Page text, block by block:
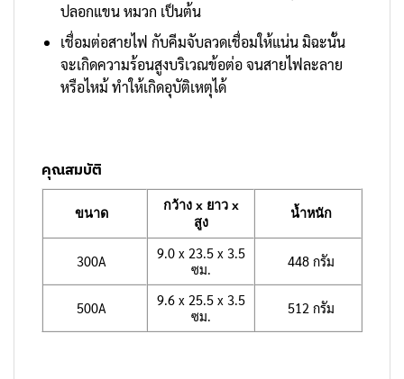
ปลอกแขน หมวก เป็นต้น
เชื่อมต่อสายไฟ กับคีมจับลวดเชื่อมให้แน่น มิฉะนั้น
จะเกิดความร้อนสูงบริเวณข้อต่อ จนสายไฟละลาย
หรือไหม้ ทำให้เกิดอุบัติเหตุได้
คุณสมบัติ
ขนาด
กว้าง x ยาว x
สูง
น้ำหนัก
300A
9.0 x 23.5 x 3.5
ซม.
448 กรัม
500A
9.6 x 25.5 x 3.5
ซม.
512 กรัม